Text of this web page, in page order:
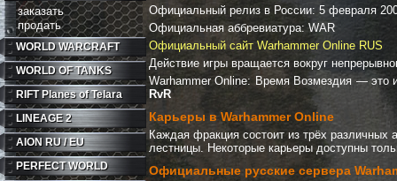
заказать
продать
WORLD WARCRAFT
WORLD OF TANKS
RIFT Planes of Telara
LINEAGE 2
AION RU / EU
PERFECT WORLD
Официальный релиз в России: 5 февраля
Официальная аббревиатура: WAR
Официальный сайт Warhammer Online RUS
Действие игры вращается вокруг
Warhammer Online: Время Возмездия — это
RvR
Карьеры в Warhammer Online
Каждая фракция состоит из трёх
лестницы. Некоторые карьеры доступны
Официальные русские сервера